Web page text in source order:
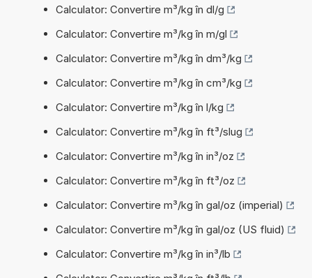
Calculator: Convertire m³/kg în dl/g
Calculator: Convertire m³/kg în m/gl
Calculator: Convertire m³/kg în dm³/kg
Calculator: Convertire m³/kg în cm³/kg
Calculator: Convertire m³/kg în l/kg
Calculator: Convertire m³/kg în ft³/slug
Calculator: Convertire m³/kg în in³/oz
Calculator: Convertire m³/kg în ft³/oz
Calculator: Convertire m³/kg în gal/oz (imperial)
Calculator: Convertire m³/kg în gal/oz (US fluid)
Calculator: Convertire m³/kg în in³/lb